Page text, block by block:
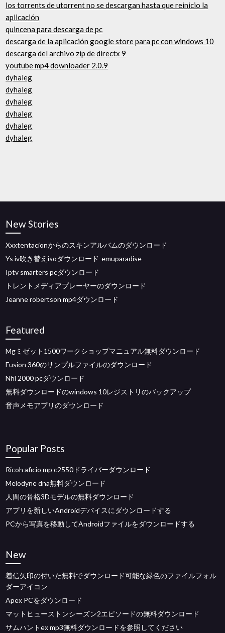
los torrents de utorrent no se descargan hasta que reinicio la
aplicación
quincena para descarga de pc
descarga de la aplicación google store para pc con windows 10
descarga del archivo zip de directx 9
youtube mp4 downloader 2.0.9
dyhaleg
dyhaleg
dyhaleg
dyhaleg
dyhaleg
dyhaleg
New Stories
Xxxtentacionからのスキンアルバムのダウンロード
Ys iv吹き替えisoダウンロード-emuparadise
Iptv smarters pcダウンロード
トレントメディアプレーヤーのダウンロード
Jeanne robertson mp4ダウンロード
Featured
Mgミゼット1500ワークショップマニュアル無料ダウンロード
Fusion 360のサンプルファイルのダウンロード
Nhl 2000 pcダウンロード
無料ダウンロードのwindows 10レジストリのバックアップ
音声メモアプリのダウンロード
Popular Posts
Ricoh aficio mp c2550ドライバーダウンロード
Melodyne dna無料ダウンロード
人間の骨格3Dモデルの無料ダウンロード
アプリを新しいAndroidデバイスにダウンロードする
PCから写真を移動してAndroidファイルをダウンロードする
New
着信矢印の付いた無料でダウンロード可能な緑色のファイルフォル
ダーアイコン
Apex PCをダウンロード
マットヒューストンシーズン2エピソードの無料ダウンロード
サムハントex mp3無料ダウンロードを参照してください